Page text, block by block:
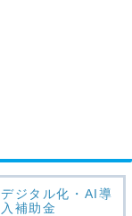
デジタル化・AI導
入補助金